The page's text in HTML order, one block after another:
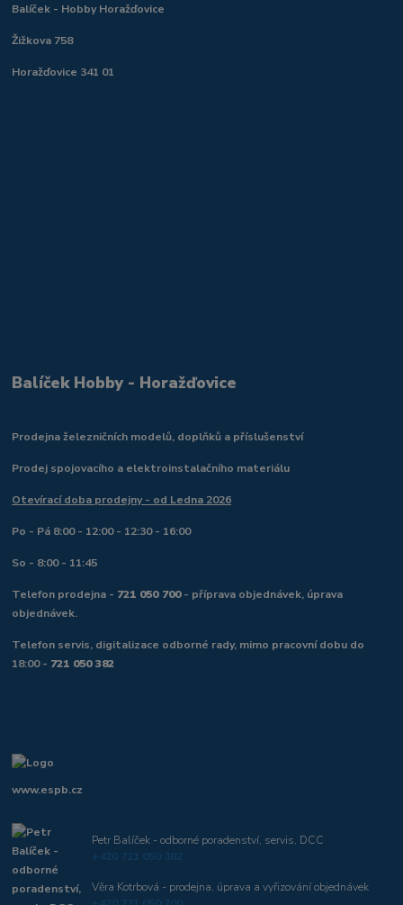
Balíček - Hobby Horažďovice
Žižkova 758
Horažďovice 341 01
Balíček Hobby - Horažďovice
Prodejna železničních modelů, doplňků a příslušenství
Prodej spojovacího a elektroinstalačního materiálu
Otevírací doba prodejny - od Ledna 2026
Po - Pá 8:00 - 12:00 - 12:30 - 16:00
So - 8:00 - 11:45
Telefon prodejna - 721 050 700- příprava objednávek, úprava
objednávek.
Telefon servis, digitalizace odborné rady, mimo pracovní dobu do
18:00 - 721 050 382
www.espb.cz
Petr Balíček - odborné poradenství, servis, DCC
+420 721 050 382
Věra Kotrbová - prodejna, úprava a vyřizování objednávek